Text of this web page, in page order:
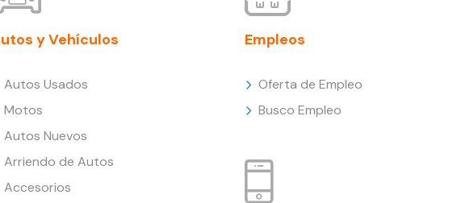
y Vehículos
Autos Usados
Motos
Autos Nuevos
Arriendo de Autos
Accesorios
Empleos
Oferta de Empleo
Busco Empleo